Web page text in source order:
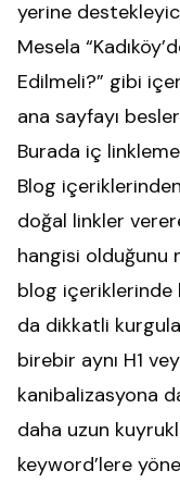
yerine
Mesela
Edilmeli?” gibi
ana sayfayı
Burada iç
Blog
doğal linkler
hangisi olduğunu
blog içeriklerinde
da dikkatli
birebir aynı H1
kanibalizasyona
daha uzun
keyword’lere